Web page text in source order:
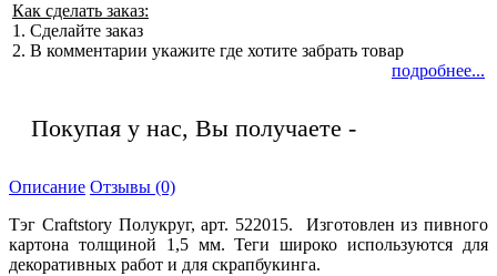
Как сделать заказ:
1. Сделайте заказ
2. В комментарии укажите где хотите забрать товар
подробнее...
Покупая у нас, Вы получаете -
Описание Отзывы (0)
Тэг Craftstory Полукруг, арт. 522015. Изготовлен из пивного
картона толщиной 1,5 мм. Теги широко используются для
декоративных работ и для скрапбукинга.